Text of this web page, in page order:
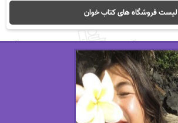
لیست فروشگاه های کتاب خوان